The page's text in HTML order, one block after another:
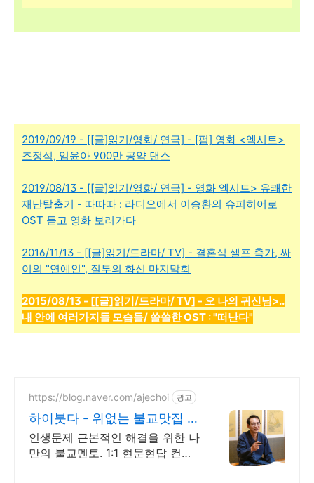
2019/09/19 - [[글]읽기/영화/ 연극] - [펌] 영화 <엑시트>
조정석, 임윤아 900만 공약 댄스
2019/08/13 - [[글]읽기/영화/ 연극] - 영화 엑시트> 유쾌한
재난탈출기 - 따따따 : 라디오에서 이승환의 슈퍼히어로
OST 듣고 영화 보러가다
2016/11/13 - [[글]읽기/드라마/ TV] - 결혼식 셀프 축가, 싸
이의 "연예인", 질투의 화신 마지막회
2015/08/13 - [[글]읽기/드라마/ TV] - 오 나의 귀신님>..
내 안에 여러가지들 모습들/ 쓸쓸한 OST : "떠난다"
https://blog.naver.com/ajechoi 광고
하이붓다 - 위없는 불교맛집 지
공선사TV 유튜브 운영
인생문제 근본적인 해결을 위한 나
만의 불교멘토. 1:1 현문현답 컨설